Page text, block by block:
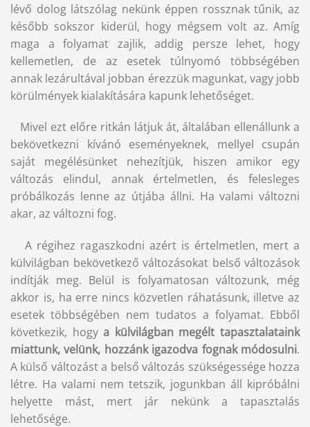
lévő dolog látszólag nekünk éppen rossznak tűnik, az
később sokszor kiderül, hogy mégsem volt az. Amíg
maga a folyamat zajlik, addig persze lehet, hogy
kellemetlen, de az esetek túlnyomó többségében
annak lezárultával jobban érezzük magunkat, vagy jobb
körülmények kialakítására kapunk lehetőséget.
Mivel ezt előre ritkán látjuk át, általában ellenállunk a
bekövetkezni kívánó eseményeknek, mellyel csupán
saját megélésünket nehezítjük, hiszen amikor egy
változás elindul, annak értelmetlen, és felesleges
próbálkozás lenne az útjába állni. Ha valami változni
akar, az változni fog.
A régihez ragaszkodni azért is értelmetlen, mert a
külvilágban bekövetkező változásokat belső változások
indítják meg. Belül is folyamatosan változunk, még
akkor is, ha erre nincs közvetlen ráhatásunk, illetve az
esetek többségében nem tudatos a folyamat. Ebből
következik, hogya külvilágban megélt tapasztalataink
miattunk, velünk, hozzánk igazodva fognak módosulni.
A külső változást a belső változás szükségessége hozza
létre. Ha valami nem tetszik, jogunkban áll kipróbálni
helyette mást, mert jár nekünk a tapasztalás
lehetősége.